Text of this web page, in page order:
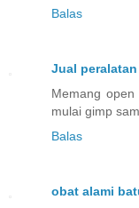
Balas
Jual
Memang
mulai gimp
Balas
obat alami